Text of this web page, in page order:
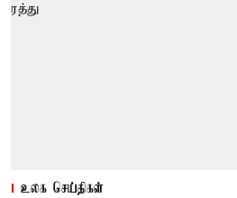
உலக செய்திகள்